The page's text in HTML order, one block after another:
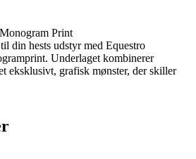
Print
din hests udstyr med Equestro
Underlaget kombinerer
eksklusivt, grafisk mønster, der skiller